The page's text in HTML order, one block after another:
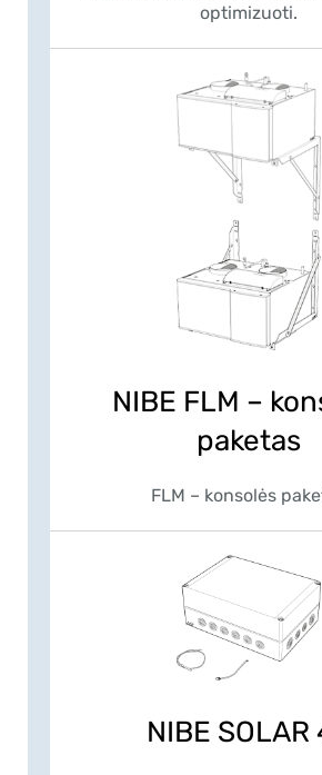
optimizuoti.
NIBE FLM –
paketas
FLM – konsolės
NIBE SOLAR